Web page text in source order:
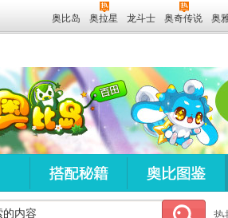
奥比岛 奥拉星 龙斗士 奥奇传说 奥
热